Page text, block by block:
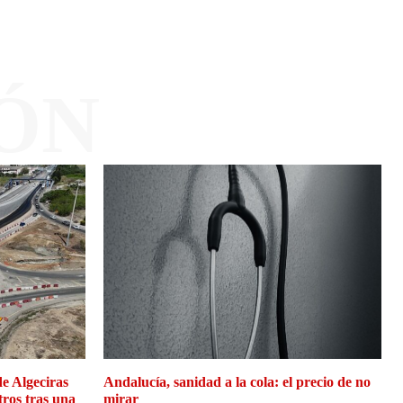
Algeciras
tras una
Andalucía, sanidad a la cola: el precio de no
mirar